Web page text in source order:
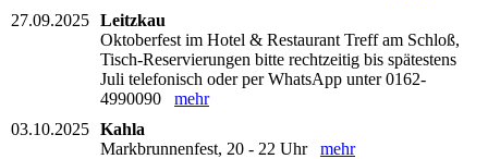
27.09.2025 Leitzkau
Oktoberfest im Hotel & Restaurant Treff am Schloß,
Tisch-Reservierungen bitte rechtzeitig bis spätestens
Juli telefonisch oder per WhatsApp unter 0162-
4990090 mehr
03.10.2025 Kahla
Markbrunnenfest, 20 - 22 Uhr mehr